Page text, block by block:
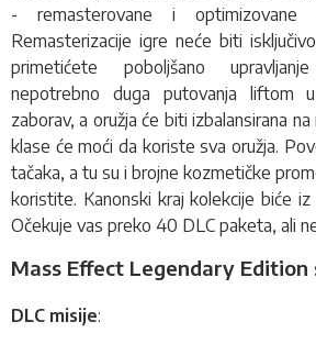
- remasterovane i
Remasterizacije igre neće biti
primetićete poboljšano
nepotrebno duga putovanja liftom
zaborav, a oružja će biti izbalansirana
klase će moći da koriste sva oružja.
tačaka, a tu su i brojne kozmetičke
koristite. Kanonski kraj kolekcije biće
Očekuje vas preko 40 DLC paketa, ali
Mass Effect Legendary Edition
DLC misije: